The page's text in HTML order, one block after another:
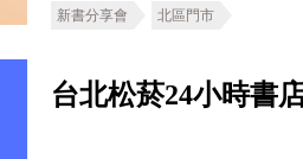
新書分享會 北區門市
台北松菸24小時書